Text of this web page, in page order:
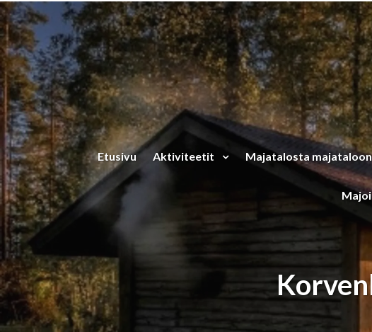
Siirry pääsisältöön
Etusivu Aktiviteetit Majatalosta